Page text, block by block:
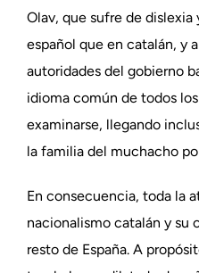
Olav, que sufre de dislexia
español que en catalán, y
autoridades del gobierno
idioma común de todos
examinarse, llegando
la familia del muchacho
En consecuencia, toda la
nacionalismo catalán y su
resto de España. A